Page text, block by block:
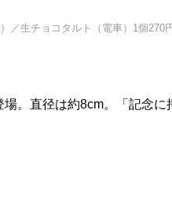
／生チョコタルト（電車）1個270
。直径は約8cm。「記念に